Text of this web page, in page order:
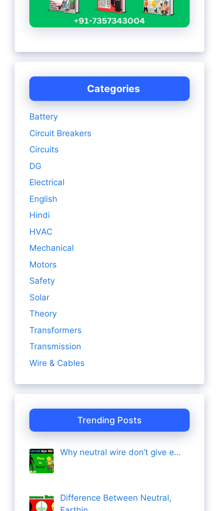
Categories
Battery
Circuit Breakers
Circuits
DG
Electrical
English
Hindi
HVAC
Mechanical
Motors
Safety
Solar
Theory
Transformers
Transmission
Wire & Cables
Trending Posts
Why neutral wire don’t give e…
Difference Between Neutral,